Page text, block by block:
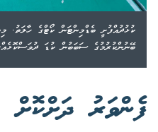
ކުޅުދުއްފުށީ ބެޑްމިންޓަން ކޯޓްގެ ހާލަތު.
ބޭނުންކުރުމުގެ ސަބަބުން ކުޑަ
ފެންވަރު ދަށްކޮށް